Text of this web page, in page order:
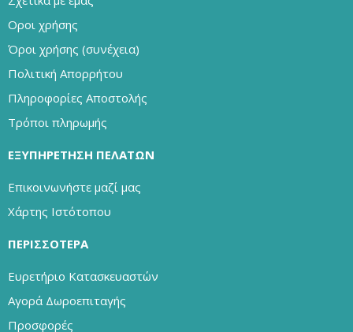
Οροι χρήσης
Όροι χρήσης (συνέχεια)
Πολιτική Απορρήτου
Πληροφορίες Αποστολής
Τρόποι πληρωμής
ΕΞΥΠΗΡΈΤΗΣΗ ΠΕΛΑΤΏΝ
Επικοινωνήστε μαζί μας
Χάρτης Ιστότοπου
ΠΕΡΙΣΣΌΤΕΡΑ
Ευρετήριο Κατασκευαστών
Αγορά Δωροεπιταγής
Προσφορές